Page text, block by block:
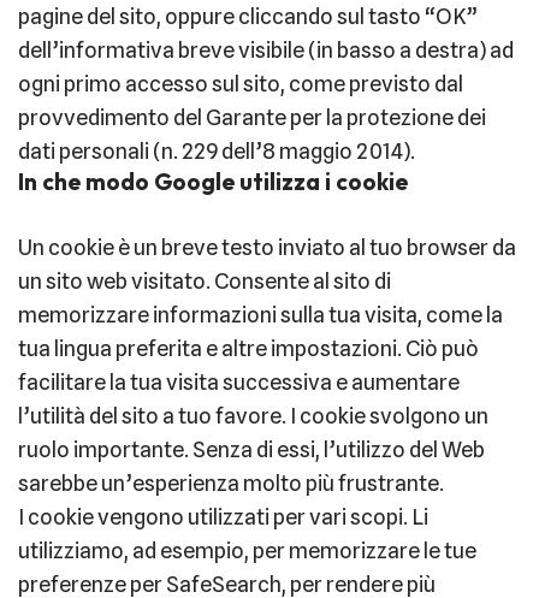
pagine del sito, oppure cliccando sul tasto “OK”
dell’informativa breve visibile (in basso a destra) ad
ogni primo accesso sul sito, come previsto dal
provvedimento del Garante per la protezione dei
dati personali (n. 229 dell’8 maggio 2014).
In che modo Google utilizza i cookie
Un cookie è un breve testo inviato al tuo browser da
un sito web visitato. Consente al sito di
memorizzare informazioni sulla tua visita, come la
tua lingua preferita e altre impostazioni. Ciò può
facilitare la tua visita successiva e aumentare
l’utilità del sito a tuo favore. I cookie svolgono un
ruolo importante. Senza di essi, l’utilizzo del Web
sarebbe un’esperienza molto più frustrante.
I cookie vengono utilizzati per vari scopi. Li
utilizziamo, ad esempio, per memorizzare le tue
preferenze per SafeSearch, per rendere più